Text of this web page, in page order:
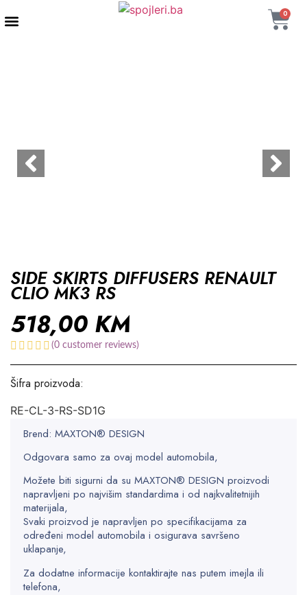
0
SIDE SKIRTS DIFFUSERS RENAULT
CLIO MK3 RS
518,00 KM
(0 customer reviews)
Šifra proizvoda:
RE-CL-3-RS-SD1G
Brend: MAXTON® DESIGN
Odgovara samo za ovaj model automobila,
Možete biti sigurni da su MAXTON® DESIGN proizvodi
napravljeni po najvišim standardima i od najkvalitetnijih
materijala,
Svaki proizvod je napravljen po specifikacijama za
određeni model automobila i osigurava savršeno
uklapanje,
Za dodatne informacije kontaktirajte nas putem imejla ili
telefona,